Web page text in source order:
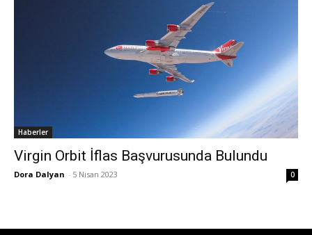
Haberler
Virgin Orbit İflas Başvurusunda Bulundu
Dora Dalyan - 5 Nisan 2023 0